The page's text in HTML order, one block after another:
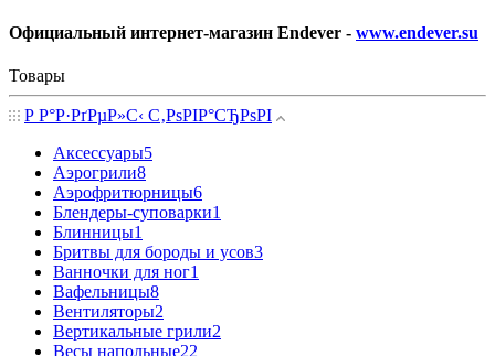
Официальный интернет-магазин Endever - www.endever.su
Товары
Р Р°Р·РґРµР»С‹ С‚РѕРІР°СЂРѕРІ
Аксессуары5
Аэрогрили8
Аэрофритюрницы6
Блендеры-суповарки1
Блинницы1
Бритвы для бороды и усов3
Ванночки для ног1
Вафельницы8
Вентиляторы2
Вертикальные грили2
Весы напольные22